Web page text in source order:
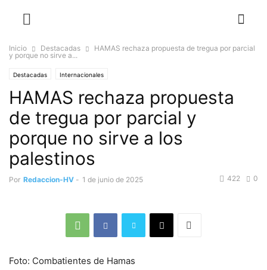
Inicio Destacadas
HAMAS rechaza propuesta de tregua por parcial
y porque no sirve a...
Destacadas Internacionales
HAMAS rechaza propuesta
de tregua por parcial y
porque no sirve a los
palestinos
Por Redaccion-HV - 1 de junio de 2025 0
422
Foto: Combatientes de Hamas